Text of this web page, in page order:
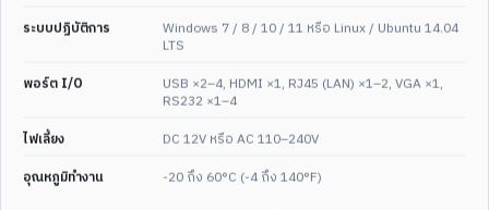
15 / 17 / 19 Inch Embedded
Touch Panel — Budget Series
Waterproof IP69K M12
ระบบปฏิบัติการ
Windows 7 / 8 / 10 / 11 หรือ Linux / Ubuntu 14.04
LTS
พอร์ต I/O
USB ×2–4, HDMI ×1, RJ45 (LAN) ×1–2, VGA ×1,
RS232 ×1–4
ไฟเลี้ยง
DC 12V หรือ AC 110–240V
อุณหภูมิทำงาน
-20 ถึง 60°C (-4 ถึง 140°F)